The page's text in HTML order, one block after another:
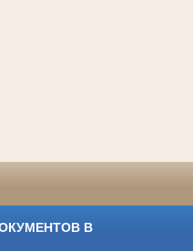
В